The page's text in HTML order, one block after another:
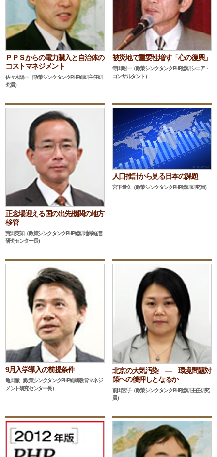
ＰＰＳからの電力購入と自治体の
コストマネジメント
佐々木陽一（政策シンクタンクPHP総研主任研
究員）
被災地で重要性増す「心の復興」
寺田昭一（政策シンクタンクPHP総研シニア・
コンサルタント）
正念場迎える国の出先機関の地方
移管
荒田英知（政策シンクタンクPHP総研地域経営
研究センター長）
人口推計から見る日本の課題
宮下量久（政策シンクタンクPHP総研研究員）
9月入学導入の前提条件
亀田徹（政策シンクタンクPHP総研教育マネジ
メント研究センター長）
北京の大気汚染 ― 環境問題対
策への後押しとなるか
前田宏子（政策シンクタンクPHP総研主任研究
員）